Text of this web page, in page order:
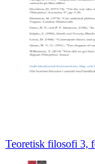
Teoretisk filosofi 3,